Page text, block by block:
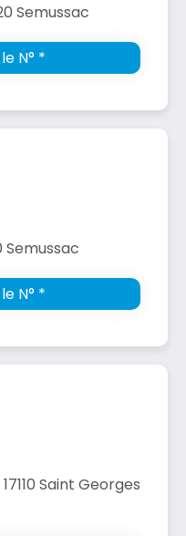
Semussac
N° *
Semussac
N° *
Saint Georges